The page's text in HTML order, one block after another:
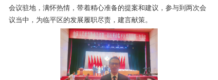
会议驻地，满怀热情，带着精心准备的提案和建议，参与到两次会
议当中，为临平区的发展履职尽责，建言献策。